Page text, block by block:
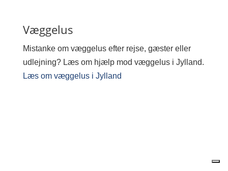
Væggelus
Mistanke om væggelus efter rejse, gæster eller
udlejning? Læs om hjælp mod væggelus i Jylland.
Læs om væggelus i Jylland